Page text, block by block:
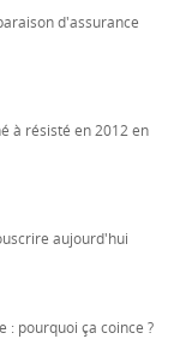
d'assurance
à résisté en 2012 en
aujourd'hui
: pourquoi ça coince ?